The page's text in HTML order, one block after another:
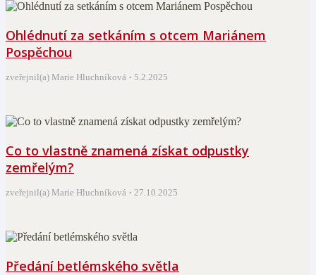
Ohlédnutí za setkáním s otcem Mariánem
Pospěchou
zveřejnil(a) Marie Hluchníková 5.2.2025
Co to vlastně znamená získat odpustky
zemřelým?
zveřejnil(a) Marie Hluchníková 27.10.2025
Předání betlémského světla